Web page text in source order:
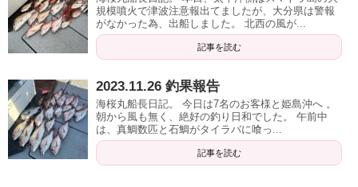
規模噴火で津波注意報出てましたが、大分県は警報
がなかった為、出船しました。 北西の風が...
記事を読む
2023.11.26 釣果報告
海桜丸船長日記。 今日は7名のお客様と姫島沖へ 。
朝から風も無く、絶好の釣り日和でした。 午前中
は、真鯛数匹と石鯛がタイラバに喰っ...
記事を読む